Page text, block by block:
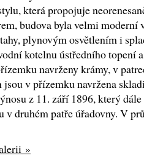
která propojuje
budova byla velmi
plynovým osvětlením i
kotelnu ústředního topení
navrženy krámy, v
jsou v přízemku navržena
z 11. září 1896, který
v druhém patře úřadovny. V
»